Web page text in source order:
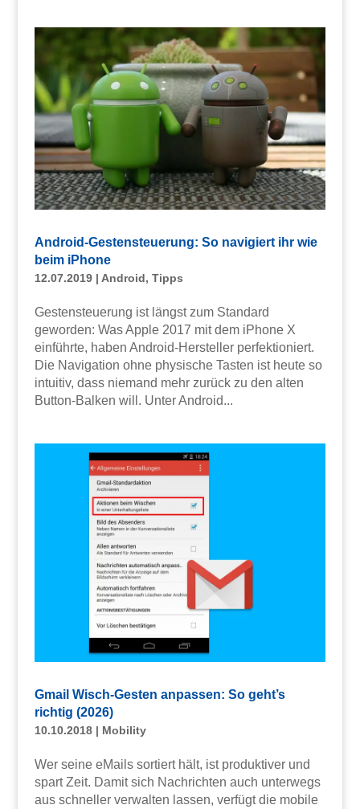
Android-Gestensteuerung: So navigiert ihr wie
beim iPhone
12.07.2019| Android, Tipps
Gestensteuerung ist längst zum Standard
geworden: Was Apple 2017 mit dem iPhone X
einführte, haben Android-Hersteller perfektioniert.
Die Navigation ohne physische Tasten ist heute so
intuitiv, dass niemand mehr zurück zu den alten
Button-Balken will. Unter Android...
Gmail Wisch-Gesten anpassen: So geht’s
richtig (2026)
10.10.2018| Mobility
Wer seine eMails sortiert hält, ist produktiver und
spart Zeit. Damit sich Nachrichten auch unterwegs
aus schneller verwalten lassen, verfügt die mobile